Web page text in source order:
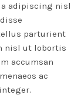
adipiscing nisl
parturient
nisl ut lobortis
accumsan
ac